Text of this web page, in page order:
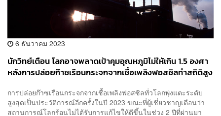
6 ธันวาคม 2023
นักวิทย์เตือน โลกอาจพลาดเป้าคุมอุณหภูมิไม่ให้เกิน 1.5 องศา
หลังการปล่อยก๊าซเรือนกระจกจากเชื้อเพลิงฟอสซิลทำสถิติสูง
การปล่อยก๊าซเรือนกระจกจากเชื้อเพลิงฟอสซิลทั่วโลกพุ่งแตะระดับ
สูงสุดเป็นประวัติการณ์อีกครั้งในปี 2023 ขณะที่ผู้เชี่ยวชาญเตือนว่า
สถานการณ์โลกร้อนไม่ได้รับการแก้ไขให้ดีขึ้นในช่วง 2 ปีที่ผ่านมา